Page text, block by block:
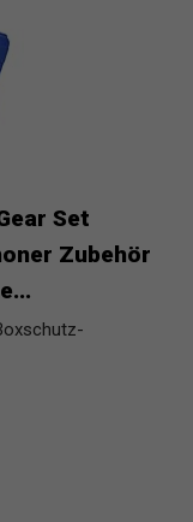
Set
Zubehör